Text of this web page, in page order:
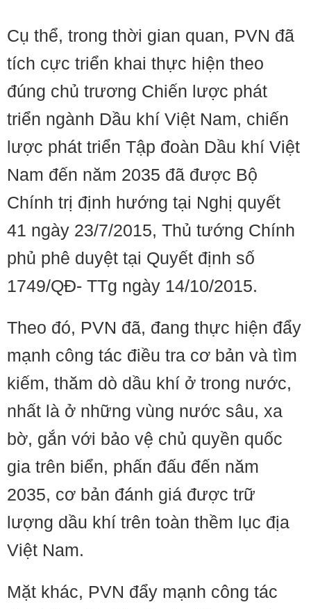
Cụ thể, trong thời gian quan, PVN đã
tích cực triển khai thực hiện theo
đúng chủ trương Chiến lược phát
triển ngành Dầu khí Việt Nam, chiến
lược phát triển Tập đoàn Dầu khí Việt
Nam đến năm 2035 đã được Bộ
Chính trị định hướng tại Nghị quyết
41 ngày 23/7/2015, Thủ tướng Chính
phủ phê duyệt tại Quyết định số
1749/QĐ- TTg ngày 14/10/2015.
Theo đó, PVN đã, đang thực hiện đẩy
mạnh công tác điều tra cơ bản và tìm
kiếm, thăm dò dầu khí ở trong nước,
nhất là ở những vùng nước sâu, xa
bờ, gắn với bảo vệ chủ quyền quốc
gia trên biển, phấn đấu đến năm
2035, cơ bản đánh giá được trữ
lượng dầu khí trên toàn thềm lục địa
Việt Nam.
Mặt khác, PVN đẩy mạnh công tác